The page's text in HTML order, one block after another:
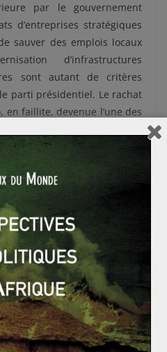
par le gouvernement
d’entreprises stratégiques
sauver des emplois locaux
d’infrastructures
sont autant de critères
parti présidentiel. Le rachat
en faillite, devenue l’une des
sont cependant à nuancer
rachetées emploient des
préservant donc pas les
chinois représentent, par
de pollution.
par une volonté
Vučić a réitéré son soutien
de Pékin. Le Président a
” à l’heure d’une hausse
Cette position fait écho au